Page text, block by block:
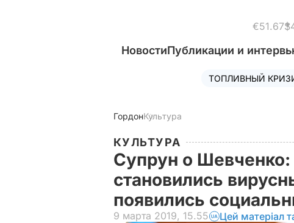
€51.67
НовостиПубликации и
ТОПЛИВНЫЙ
ГордонКультура
КУЛЬТУРА
Супрун о Шевченко:
становились
появились
9 марта 2019, 15.55 Цей матеріал